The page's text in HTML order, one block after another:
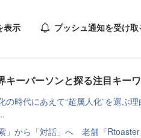
表示 プッシュ通知を受け取
キーパーソンと探る注目キー
の時代にあえて“超属人化”を選ぶ
索」から「対話」へ 老舗『